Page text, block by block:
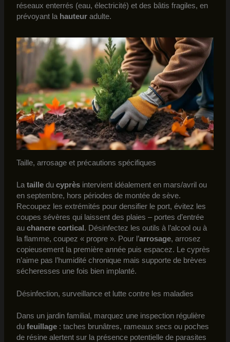
réseaux enterrés (eau, électricité) et des bâtis fragiles, en
prévoyant la hauteuradulte.
Taille, arrosage et précautions spécifiques
La tailledu cyprèsintervient idéalement en mars/avril ou
en septembre, hors périodes de montée de sève.
Recoupez les extrémités pour densifier le port, évitez les
coupes sévères qui laissent des plaies – portes d’entrée
au chancre cortical . Désinfectez les outils à l’alcool ou à
la flamme, coupez « propre ». Pour l’arrosage, arrosez
copieusement la première année puis espacez. Le cyprès
n’aime pas l’humidité chronique mais supporte de brèves
sécheresses une fois bien implanté.
Désinfection, surveillance et lutte contre les maladies
Dans un jardin familial, marquez une inspection régulière
du feuillage: taches brunâtres, rameaux secs ou poches
de résine alertent sur la présence potentielle de parasites